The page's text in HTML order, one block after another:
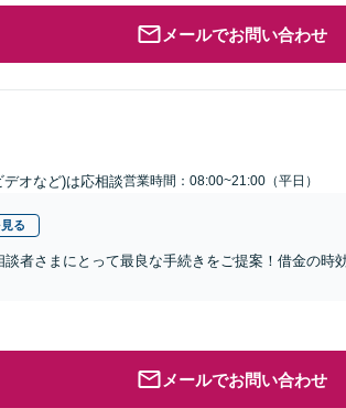
メールでお問い合わせ
オなど)は応相談営業時間：08:00~21:00（平日）
る
者さまにとって最良な手続きをご提案！借金の時
メールでお問い合わせ